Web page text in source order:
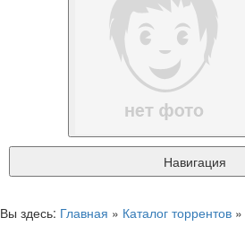
Навигация
Вы здесь: Главная » Каталог торрентов »